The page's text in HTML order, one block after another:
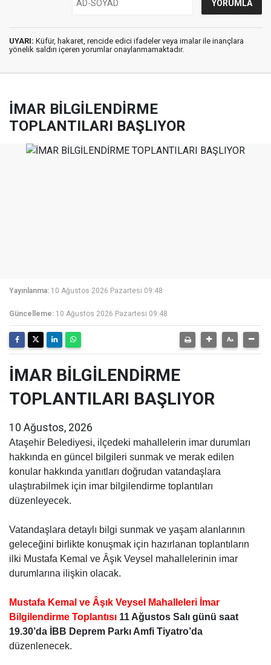
UYARI: Küfür, hakaret, rencide edici ifadeler veya imalar ile inançlara
yönelik saldırı içeren yorumlar onaylanmamaktadır.
İMAR BİLGİLENDİRME
TOPLANTILARI BAŞLIYOR
Yayınlanma: 10 Ağustos 2026 Pazartesi 09:48
Güncelleme: 10 Ağustos 2026 Pazartesi 09:48
İMAR BİLGİLENDİRME
TOPLANTILARI BAŞLIYOR
10 Ağustos, 2026
Ataşehir Belediyesi, ilçedeki mahallelerin imar durumları
hakkında en güncel bilgileri sunmak ve merak edilen
konular hakkında yanıtları doğrudan vatandaşlara
ulaştırabilmek için imar bilgilendirme toplantıları
düzenleyecek.
Vatandaşlara detaylı bilgi sunmak ve yaşam alanlarının
geleceğini birlikte konuşmak için hazırlanan toplantıların
ilki Mustafa Kemal ve Âşık Veysel mahallelerinin imar
durumlarına ilişkin olacak.
Mustafa Kemal ve Âşık Veysel Mahalleleri İmar
Bilgilendirme Toplantısı 11 Ağustos Salı günü saat
19.30’da İBB Deprem Parkı Amfi Tiyatro’da
düzenlenecek.